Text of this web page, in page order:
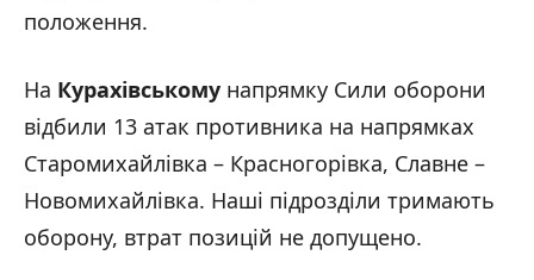
положення.
На Курахівському напрямку Сили оборони
відбили 13 атак противника на напрямках
Старомихайлівка – Красногорівка, Славне –
Новомихайлівка. Наші підрозділи тримають
оборону, втрат позицій не допущено.